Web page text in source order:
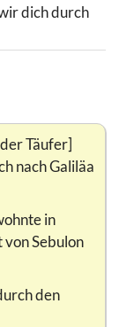
dich durch
Täufer]
nach Galiläa
in
von Sebulon
den